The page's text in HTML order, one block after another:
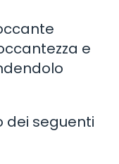
e
dei seguenti